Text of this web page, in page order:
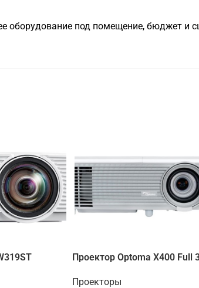
оборудование под помещение, бюджет и
Проектор Optoma X400 Full
Проекторы